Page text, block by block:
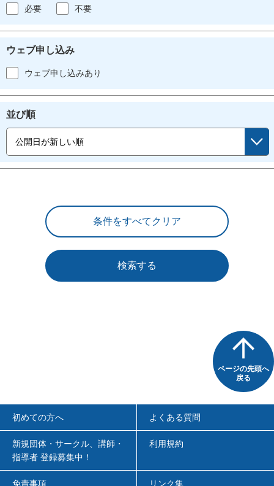
必要 不要
ウェブ申し込み
ウェブ申し込みあり
並び順
検索する
ページの先頭へ
戻る
初めての方へ よくある質問
新規団体・サークル、講師・
指導者 登録募集中！
利用規約
免責事項 リンク集